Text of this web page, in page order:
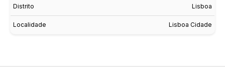
Distrito Lisboa
Localidade Lisboa Cidade